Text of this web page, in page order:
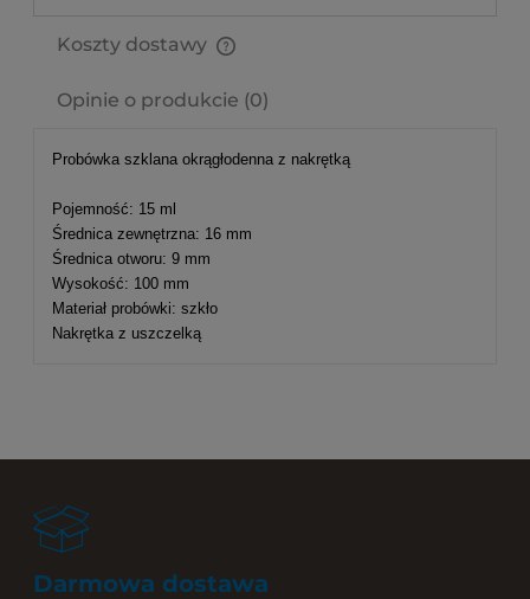
Koszty dostawy
Opinie o produkcie (0)
Probówka szklana okrągłodenna z nakrętką
Pojemność: 15 ml
Średnica zewnętrzna: 16 mm
Średnica otworu: 9 mm
Wysokość: 100 mm
Materiał probówki: szkło
Nakrętka z uszczelką
Darmowa dostawa